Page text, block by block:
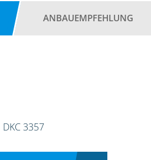
ANBAUEMPFEHLUNG